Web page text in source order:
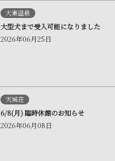
大東温泉
大型犬まで受入可能になりました
2026年06月25日
天城荘
6/8(月) 臨時休館のお知らせ
2026年06月08日